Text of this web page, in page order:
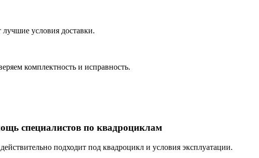
условия доставки.
комплектность и исправность.
специалистов по квадроциклам
подходит под квадроцикл и условия эксплуатации.